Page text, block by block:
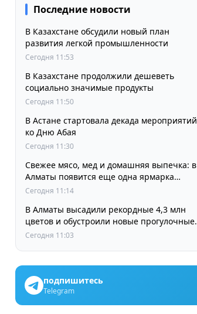
Последние новости
В Казахстане обсудили новый план
развития легкой промышленности
Сегодня 11:53
В Казахстане продолжили дешеветь
социально значимые продукты
Сегодня 11:50
В Астане стартовала декада мероприятий
ко Дню Абая
Сегодня 11:30
Свежее мясо, мед и домашняя выпечка: в
Алматы появится еще одна ярмарка
выходного дня
Сегодня 11:14
В Алматы высадили рекордные 4,3 млн
цветов и обустроили новые прогулочные
зоны
Сегодня 11:03
подпишитесь
Telegram